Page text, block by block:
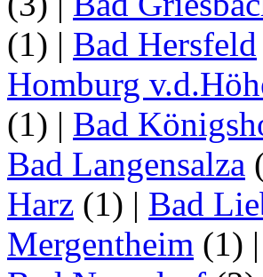
(1) | Bad Hersfeld
Homburg
(1) | Bad
Bad Langensalza
Harz (1) | Bad
Mergentheim (1) |